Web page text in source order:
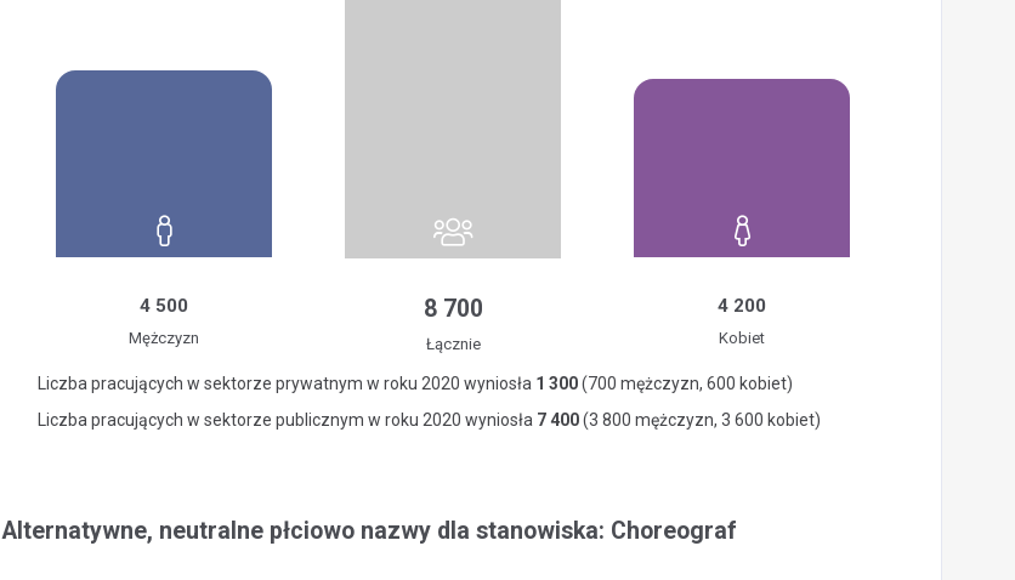
4 500
Mężczyzn
8 700
Łącznie
4 200
Kobiet
Liczba pracujących w sektorze prywatnym w roku 2020 wyniosła 1 300(700 mężczyzn, 600 kobiet)
Liczba pracujących w sektorze publicznym w roku 2020 wyniosła 7 400(3 800 mężczyzn, 3 600 kobiet)
Alternatywne, neutralne płciowo nazwy dla stanowiska: Choreograf